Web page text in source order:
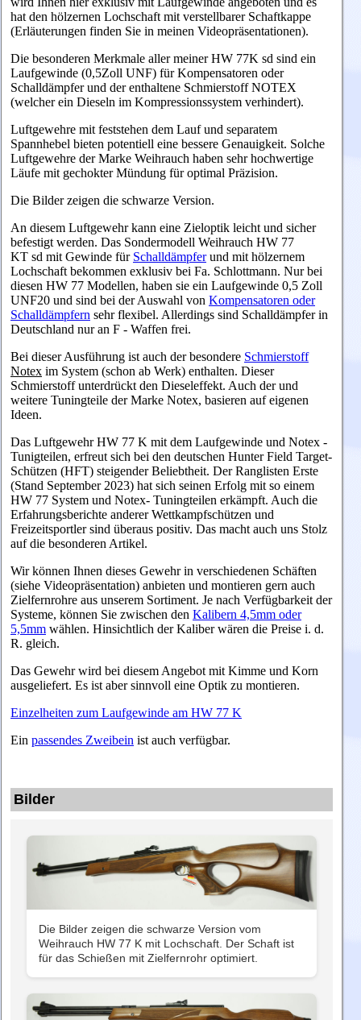
hat den hölzernen Lochschaft mit verstellbarer Schaftkappe
(Erläuterungen finden Sie in meinen Videopräsentationen).
Die besonderen Merkmale aller meiner HW 77K sd sind ein
Laufgewinde (0,5Zoll UNF) für Kompensatoren oder
Schalldämpfer und der enthaltene Schmierstoff NOTEX
(welcher ein Dieseln im Kompressionssystem verhindert).
Luftgewehre mit feststehen dem Lauf und separatem
Spannhebel bieten potentiell eine bessere Genauigkeit. Solche
Luftgewehre der Marke Weihrauch haben sehr hochwertige
Läufe mit gechokter Mündung für optimal Präzision.
Die Bilder zeigen die schwarze Version.
An diesem Luftgewehr kann eine Zieloptik leicht und sicher
befestigt werden. Das Sondermodell Weihrauch HW 77
KT sd mit Gewinde für Schalldämpferund mit hölzernem
Lochschaft bekommen exklusiv bei Fa. Schlottmann. Nur bei
diesen HW 77 Modellen, haben sie ein Laufgewinde 0,5 Zoll
UNF20 und sind bei der Auswahl von Kompensatoren oder
Schalldämpfern sehr flexibel. Allerdings sind Schalldämpfer in
Deutschland nur an F - Waffen frei.
Bei dieser Ausführung ist auch der besondere Schmierstoff
Notex im System (schon ab Werk) enthalten. Dieser
Schmierstoff unterdrückt den Dieseleffekt. Auch der und
weitere Tuningteile der Marke Notex, basieren auf eigenen
Ideen.
Das Luftgewehr HW 77 K mit dem Laufgewinde und Notex -
Tunigteilen, erfreut sich bei den deutschen Hunter Field Target-
Schützen (HFT) steigender Beliebtheit. Der Ranglisten Erste
(Stand September 2023) hat sich seinen Erfolg mit so einem
HW 77 System und Notex- Tuningteilen erkämpft. Auch die
Erfahrungsberichte anderer Wettkampfschützen und
Freizeitsportler sind überaus positiv. Das macht auch uns Stolz
auf die besonderen Artikel.
Wir können Ihnen dieses Gewehr in verschiedenen Schäften
(siehe Videopräsentation) anbieten und montieren gern auch
Zielfernrohre aus unserem Sortiment. Je nach Verfügbarkeit der
Systeme, können Sie zwischen den Kalibern 4,5mm oder
5,5mm wählen. Hinsichtlich der Kaliber wären die Preise i. d.
R. gleich.
Das Gewehr wird bei diesem Angebot mit Kimme und Korn
ausgeliefert. Es ist aber sinnvoll eine Optik zu montieren.
Einzelheiten zum Laufgewinde am HW 77 K
Ein passendes Zweibein ist auch verfügbar.
Bilder
Die Bilder zeigen die schwarze Version vom
Weihrauch HW 77 K mit Lochschaft. Der Schaft ist
für das Schießen mit Zielfernrohr optimiert.